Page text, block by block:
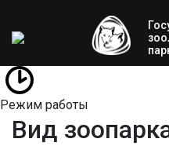
Режим работы
Вид